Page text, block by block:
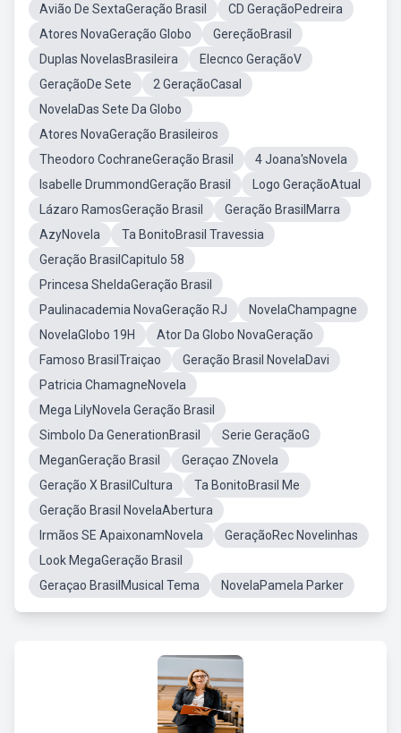
Avião De SextaGeração Brasil
CD GeraçãoPedreira
Atores NovaGeração Globo
GereçãoBrasil
Duplas NovelasBrasileira
Elecnco GeraçãoV
GeraçãoDe Sete
2 GeraçãoCasal
NovelaDas Sete Da Globo
Atores NovaGeração Brasileiros
Theodoro CochraneGeração Brasil
4 Joana'sNovela
Isabelle DrummondGeração Brasil
Logo GeraçãoAtual
Lázaro RamosGeração Brasil
Geração BrasilMarra
AzyNovela
Ta BonitoBrasil Travessia
Geração BrasilCapitulo 58
Princesa SheldaGeração Brasil
Paulinacademia NovaGeração RJ
NovelaChampagne
NovelaGlobo 19H
Ator Da Globo NovaGeração
Famoso BrasilTraiçao
Geração Brasil NovelaDavi
Patricia ChamagneNovela
Mega LilyNovela Geração Brasil
Simbolo Da GenerationBrasil
Serie GeraçãoG
MeganGeração Brasil
Geraçao ZNovela
Geração X BrasilCultura
Ta BonitoBrasil Me
Geração Brasil NovelaAbertura
Irmãos SE ApaixonamNovela
GeraçãoRec Novelinhas
Look MegaGeração Brasil
Geraçao BrasilMusical Tema
NovelaPamela Parker